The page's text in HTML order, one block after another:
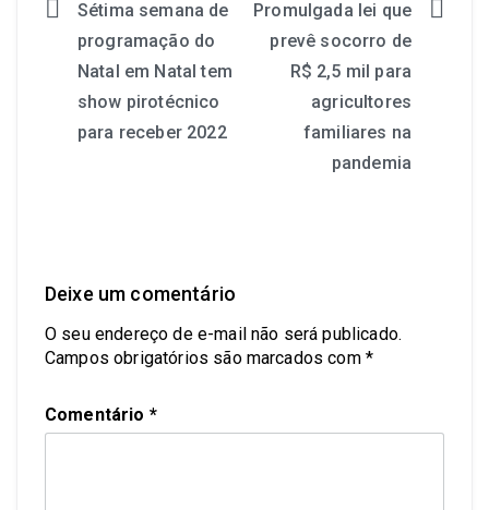
Sétima semana de
programação do
Natal em Natal tem
show pirotécnico
para receber 2022
Promulgada lei que
prevê socorro de
R$ 2,5 mil para
agricultores
familiares na
pandemia
Deixe um comentário
O seu endereço de e-mail não será publicado.
Campos obrigatórios são marcados com *
Comentário *